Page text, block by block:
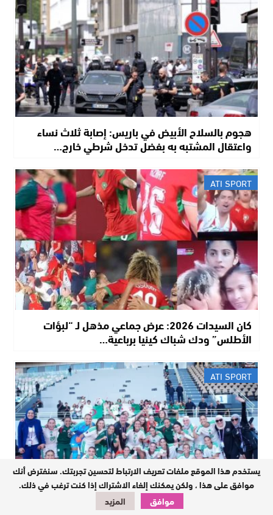
هجوم بالسلاح الأبيض في باريس: إصابة ثلاث نساء
واعتقال المشتبه به بفضل تدخل شرطي خارج…
ATI SPORT
كان السيدات 2026: عرض جماعي مذهل لـ “لبؤات
الأطلس” ودك شباك كينيا برباعية…
ATI SPORT
يستخدم هذا الموقع ملفات تعريف الارتباط لتحسين تجربتك. سنفترض أنك
موافق على هذا ، ولكن يمكنك إلغاء الاشتراك إذا كنت ترغب في ذلك.
موافق
المزيد